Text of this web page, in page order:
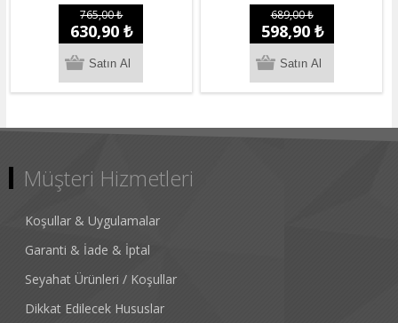
765,00 ₺
630,90 ₺
689,00 ₺
598,90 ₺
Müşteri Hizmetleri
Koşullar & Uygulamalar
Garanti & İade & İptal
Seyahat Ürünleri / Koşullar
Dikkat Edilecek Hususlar